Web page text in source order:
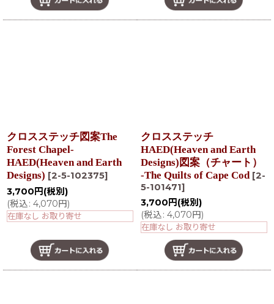
クロスステッチ図案The
Forest Chapel-
HAED(Heaven and Earth
Designs) [2-5-102375]
3,700 円 (税別)
(税込: 4,070円)
在庫なし お取り寄せ
クロスステッチ
HAED(Heaven and Earth
Designs)図案（チャート）
-The Quilts of Cape Cod [2-
5-101471]
3,700 円 (税別)
(税込: 4,070円)
在庫なし お取り寄せ